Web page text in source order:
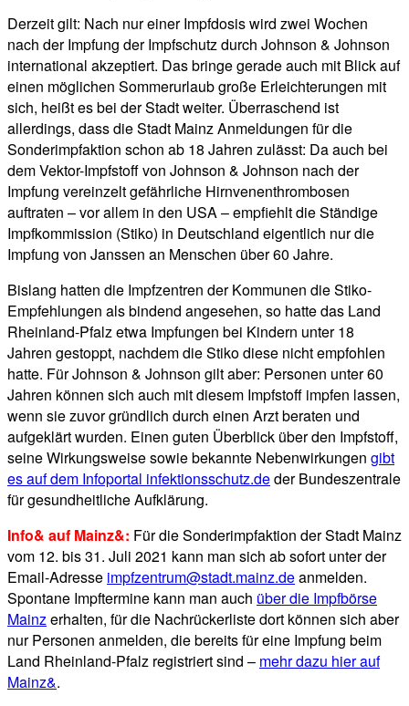
Derzeit gilt: Nach nur einer Impfdosis wird zwei Wochen
nach der Impfung der Impfschutz durch Johnson & Johnson
international akzeptiert. Das bringe gerade auch mit Blick auf
einen möglichen Sommerurlaub große Erleichterungen mit
sich, heißt es bei der Stadt weiter. Überraschend ist
allerdings, dass die Stadt Mainz Anmeldungen für die
Sonderimpfaktion schon ab 18 Jahren zulässt: Da auch bei
dem Vektor-Impfstoff von Johnson & Johnson nach der
Impfung vereinzelt gefährliche Hirnvenenthrombosen
auftraten – vor allem in den USA – empfiehlt die Ständige
Impfkommission (Stiko) in Deutschland eigentlich nur die
Impfung von Janssen an Menschen über 60 Jahre.
Bislang hatten die Impfzentren der Kommunen die Stiko-
Empfehlungen als bindend angesehen, so hatte das Land
Rheinland-Pfalz etwa Impfungen bei Kindern unter 18
Jahren gestoppt, nachdem die Stiko diese nicht empfohlen
hatte. Für Johnson & Johnson gilt aber: Personen unter 60
Jahren können sich auch mit diesem Impfstoff impfen lassen,
wenn sie zuvor gründlich durch einen Arzt beraten und
aufgeklärt wurden. Einen guten Überblick über den Impfstoff,
seine Wirkungsweise sowie bekannte Nebenwirkungen gibt
es auf dem Infoportal infektionsschutz.deder Bundeszentrale
für gesundheitliche Aufklärung.
Info& auf Mainz&: Für die Sonderimpfaktion der Stadt Mainz
vom 12. bis 31. Juli 2021 kann man sich ab sofort unter der
Email-Adresse impfzentrum@stadt.mainz.deanmelden.
Spontane Impftermine kann man auch über die Impfbörse
Mainzerhalten, für die Nachrückerliste dort können sich aber
nur Personen anmelden, die bereits für eine Impfung beim
Land Rheinland-Pfalz registriert sind – mehr dazu hier auf
Mainz&.